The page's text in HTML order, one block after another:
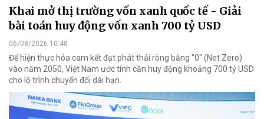
Khai mở thị trường vốn xanh quốc tế - Giải
bài toán huy động vốn xanh 700 tỷ USD
06/08/2026 10:48
Để hiện thực hóa cam kết đạt phát thải ròng bằng "0" (Net Zero)
vào năm 2050, Việt Nam ước tính cần huy động khoảng 700 tỷ USD
cho lộ trình chuyển đổi dài hạn.